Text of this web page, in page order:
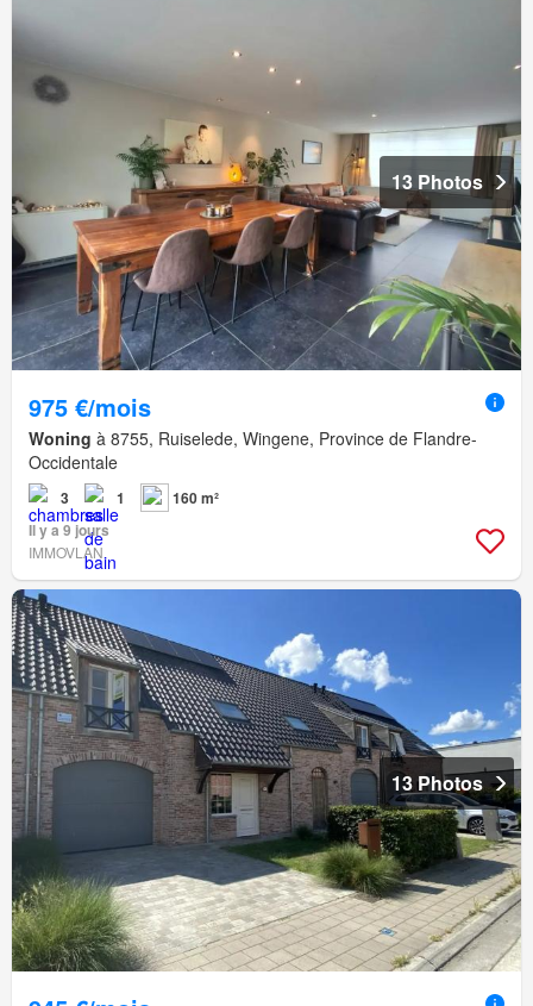
13 Photos
975 €/mois
Woning à 8755, Ruiselede, Wingene, Province de Flandre-
Occidentale
3 1
160 m²
Il y a 9 jours
IMMOVLAN
13 Photos